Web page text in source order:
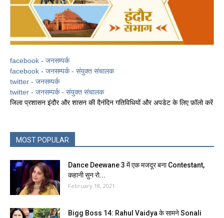
facebook - जनसम्पर्क
facebook - जनसम्पर्क - संयुक्त संचालक
twitter - जनसम्पर्क
twitter - जनसम्पर्क - संयुक्त संचालक
जिला प्रशासन इंदौर और शासन की दैनंदिन गतिविधियों और अपडेट के लिए फ़ॉलो करें
MOST POPULAR
Dance Deewane 3 में एक मजदूर बना Contestant,
कहानी सुन रो...
February 18, 2021
Bigg Boss 14: Rahul Vaidya के सामने Sonali